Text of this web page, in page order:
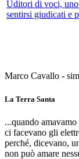
Uditori di voci, uno
sentirsi giudicati e
Marco Cavallo -
La Terra Santa
...quando amavamo
ci facevano gli
perché, dicevano,
non può amare